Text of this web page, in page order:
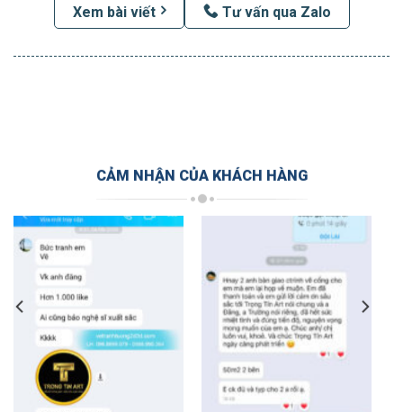
Xem bài viết Tư vấn qua Zalo
CẢM NHẬN CỦA KHÁCH HÀNG